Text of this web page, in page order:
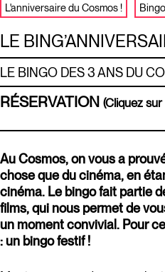
LE
LE BINGO DES 3 ANS DU
L'anniversaire du Cosmos !
RÉSERVATION (Cliquez
Au Cosmos, on vous a
chose que du cinéma, en
cinéma. Le bingo fait partie
films, qui nous permet de
un moment convivial. Pour
: un bingo festif !